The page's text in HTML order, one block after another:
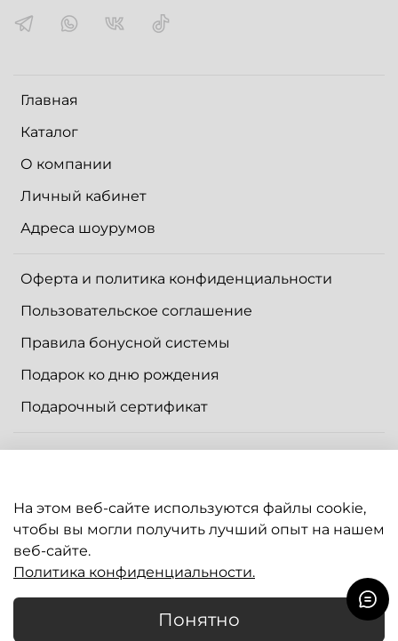
Главная
Каталог
О компании
Личный кабинет
Адреса шоурумов
Оферта и политика конфиденциальности
Пользовательское соглашение
Правила бонусной системы
Подарок ко дню рождения
Подарочный сертификат
Оплата
Написать нам вTelegram/Max
На этом веб-сайте используются файлы cookie,
чтобы вы могли получить лучший опыт на нашем
веб-сайте.
Политика конфиденциальности.
Понятно